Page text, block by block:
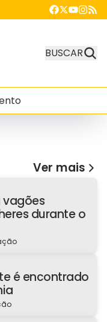
BUSCAR
Ver mais
vagões
durante o
é encontrado